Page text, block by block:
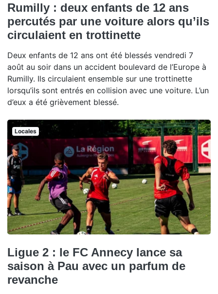
Rumilly : deux enfants de 12 ans
percutés par une voiture alors qu’ils
circulaient en trottinette
Deux enfants de 12 ans ont été blessés vendredi 7
août au soir dans un accident boulevard de l’Europe à
Rumilly. Ils circulaient ensemble sur une trottinette
lorsqu’ils sont entrés en collision avec une voiture. L’un
d’eux a été grièvement blessé.
Locales
Ligue 2 : le FC Annecy lance sa
saison à Pau avec un parfum de
revanche